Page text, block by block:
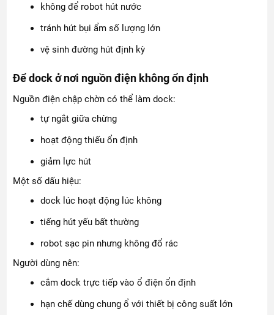
không để robot hút nước
tránh hút bụi ẩm số lượng lớn
vệ sinh đường hút định kỳ
Để dock ở nơi nguồn điện không ổn định
Nguồn điện chập chờn có thể làm dock:
tự ngắt giữa chừng
hoạt động thiếu ổn định
giảm lực hút
Một số dấu hiệu:
dock lúc hoạt động lúc không
tiếng hút yếu bất thường
robot sạc pin nhưng không đổ rác
Người dùng nên:
cắm dock trực tiếp vào ổ điện ổn định
hạn chế dùng chung ổ với thiết bị công suất lớn